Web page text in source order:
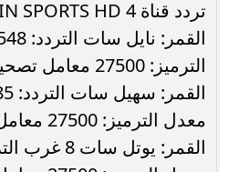
تردد قناة beIN SPORTS HD 4:
الترميز: 27500 معامل تصحيح الخطأ: 6/5
معدل الترميز: 27500 معامل تصحيح الخطأ: 3/2